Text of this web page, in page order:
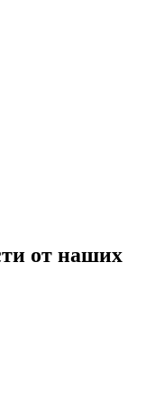
от наших